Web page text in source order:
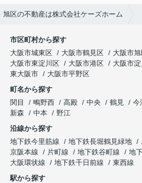
旭区の不動産は株式会社ケーズホーム
市区町村から探す
大阪市城東区
大阪市鶴見区 大阪市
大阪市東淀川区
大阪市港区 大阪市
東大阪市
大阪市平野区
町名から探す
関目
鴫野西 高殿 中央 鶴見 今
新森
中本
野江
沿線から探す
地下鉄今里筋線
地下鉄長堀鶴見緑地
京阪本線
片町線 地下鉄谷町線
地
大阪環状線
地下鉄千日前線
東西線
駅から探す